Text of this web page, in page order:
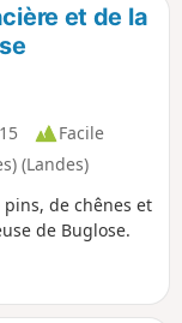
et de la
Facile
(Landes)
de chênes et
de Buglose.